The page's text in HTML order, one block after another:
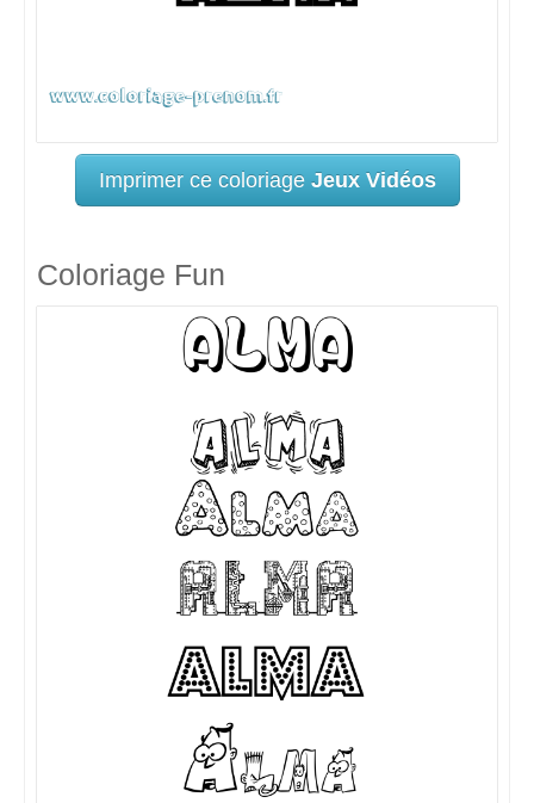
Imprimer ce coloriage Jeux Vidéos
Coloriage Fun